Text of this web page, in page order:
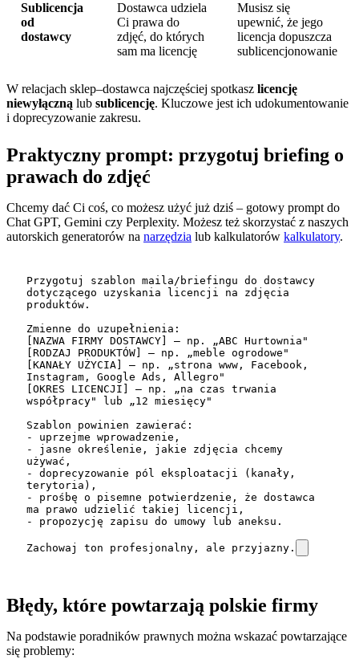
Sublicencja
od
dostawcy
Dostawca udziela
Ci prawa do
zdjęć, do których
sam ma licencję
Musisz się
upewnić, że jego
licencja dopuszcza
sublicencjonowanie
W relacjach sklep–dostawca najczęściej spotkasz licencję
niewyłączną lub sublicencję. Kluczowe jest ich udokumentowanie
i doprecyzowanie zakresu.
Praktyczny prompt: przygotuj briefing o
prawach do zdjęć
Chcemy dać Ci coś, co możesz użyć już dziś – gotowy prompt do
Chat GPT, Gemini czy Perplexity. Możesz też skorzystać z naszych
autorskich generatorów na narzędzia lub kalkulatorów kalkulatory.
Przygotuj szablon maila/briefingu do dostawcy
dotyczącego uzyskania licencji na zdjęcia
produktów.
Zmienne do uzupełnienia:
[NAZWA FIRMY DOSTAWCY] – np. „ABC Hurtownia"
[RODZAJ PRODUKTÓW] – np. „meble ogrodowe"
[KANAŁY UŻYCIA] – np. „strona www, Facebook,
Instagram, Google Ads, Allegro"
[OKRES LICENCJI] – np. „na czas trwania
współpracy" lub „12 miesięcy"
Szablon powinien zawierać:
- uprzejme wprowadzenie,
- jasne określenie, jakie zdjęcia chcemy
używać,
- doprecyzowanie pól eksploatacji (kanały,
terytoria),
- prośbę o pisemne potwierdzenie, że dostawca
ma prawo udzielić takiej licencji,
- propozycję zapisu do umowy lub aneksu.
Zachowaj ton profesjonalny, ale przyjazny.
Błędy, które powtarzają polskie firmy
Na podstawie poradników prawnych można wskazać powtarzające
się problemy: